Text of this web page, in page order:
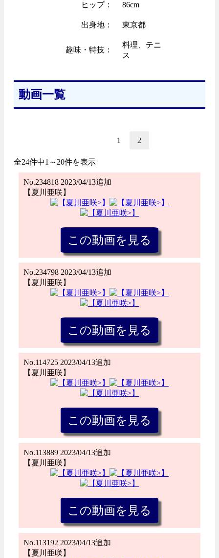
ヒップ： 86cm
出身地： 東京都
趣味・特技：
料理、テニ
ス
動画一覧
1 2
全24件中1～20件を表示
No.234818 2023/04/13追加
【夏川亜咲】
No.234798 2023/04/13追加
【夏川亜咲】
No.114725 2023/04/13追加
【夏川亜咲】
No.113889 2023/04/13追加
【夏川亜咲】
No.113192 2023/04/13追加
【夏川亜咲】